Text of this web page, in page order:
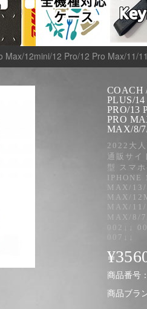
12mini/12 Pro/12 Pro Max/11/
COACH
PLUS/
PRO/13
PRO
MAX/8/
2022大
通販サイ
型 スマ
IPHONE
MAX/13/
MAX/
MAX/
MAX/8/
002↓↓
007↓↓
¥
商品番号
商品ブラ